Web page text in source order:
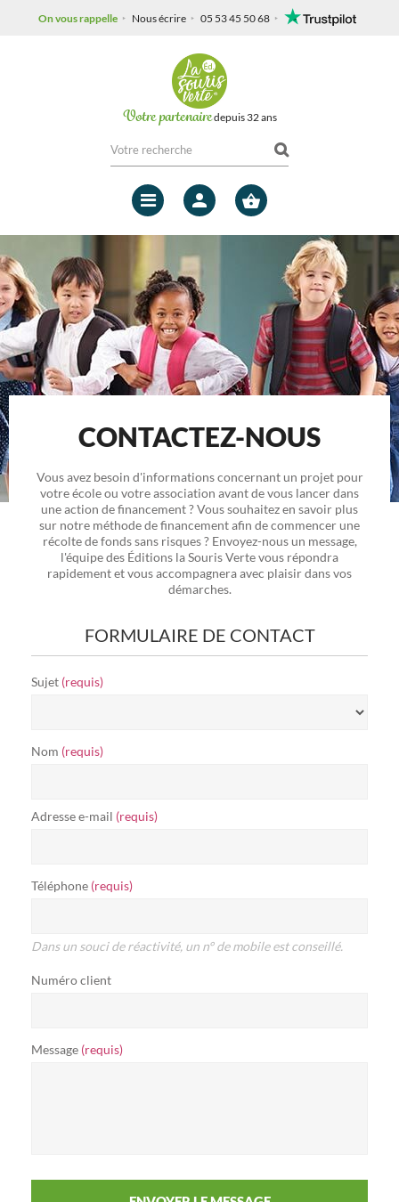
On vous rappelle Nous écrire 05 53 45 50 68
Votre partenairedepuis 32 ans
Mon
CONTACTEZ-NOUS
Vous avez besoin d'informations concernant un projet pour
votre école ou votre association avant de vous lancer dans
une action de financement ? Vous souhaitez en savoir plus
sur notre méthode de financement afin de commencer une
récolte de fonds sans risques ? Envoyez-nous un message,
l'équipe des Éditions la Souris Verte vous répondra
rapidement et vous accompagnera avec plaisir dans vos
démarches.
FORMULAIRE DE CONTACT
Sujet (requis)
Nom (requis)
Adresse e-mail (requis)
Téléphone (requis)
Dans un souci de réactivité, un n° de mobile est conseillé.
Numéro client
Message (requis)